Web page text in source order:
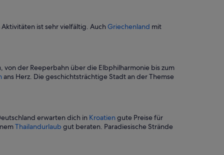
ist sehr vielfältig. AuchGriechenland mit
der Reeperbahn über die Elbphilharmonie bis zum
ans Herz. Die geschichtsträchtige Stadt an der Themse
erwarten dich in Kroatiengute Preise für
Thailandurlaub gut beraten. Paradiesische Strände